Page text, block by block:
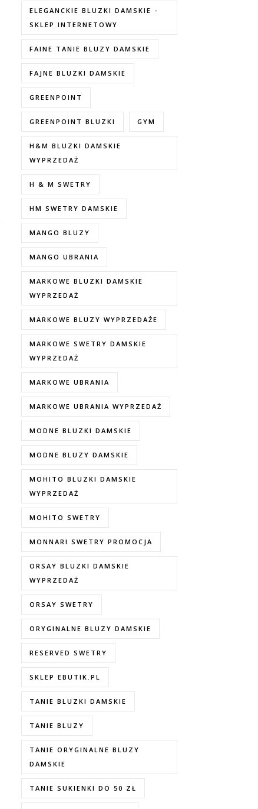
ELEGANCKIE BLUZKI DAMSKIE -
SKLEP INTERNETOWY
FAINE TANIE BLUZY DAMSKIE
FAJNE BLUZKI DAMSKIE
GREENPOINT
GREENPOINT BLUZKI GYM
H&M BLUZKI DAMSKIE
WYPRZEDAŻ
H & M SWETRY
HM SWETRY DAMSKIE
MANGO BLUZY
MANGO UBRANIA
MARKOWE BLUZKI DAMSKIE
WYPRZEDAŻ
MARKOWE BLUZY WYPRZEDAŻE
MARKOWE SWETRY DAMSKIE
WYPRZEDAŻ
MARKOWE UBRANIA
MARKOWE UBRANIA WYPRZEDAŻ
MODNE BLUZKI DAMSKIE
MODNE BLUZY DAMSKIE
MOHITO BLUZKI DAMSKIE
WYPRZEDAŻ
MOHITO SWETRY
MONNARI SWETRY PROMOCJA
ORSAY BLUZKI DAMSKIE
WYPRZEDAŻ
ORSAY SWETRY
ORYGINALNE BLUZY DAMSKIE
RESERVED SWETRY
SKLEP EBUTIK.PL
TANIE BLUZKI DAMSKIE
TANIE BLUZY
TANIE ORYGINALNE BLUZY
DAMSKIE
TANIE SUKIENKI DO 50 ZŁ